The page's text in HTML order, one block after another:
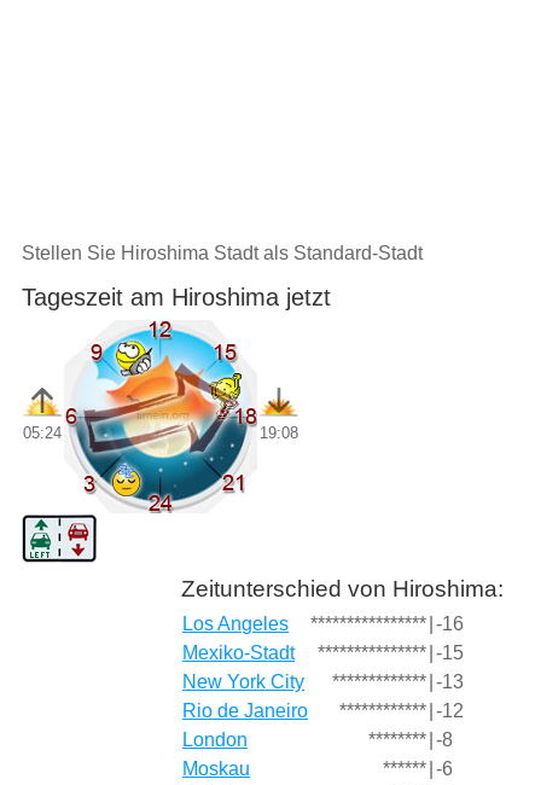
Stellen Sie Hiroshima Stadt als Standard-Stadt
Tageszeit am Hiroshima jetzt
05:24 19:08
Zeitunterschied von Hiroshima:
Los Angeles **************** -16
Mexiko-Stadt
*************** -15
New York City
************* -13
Rio de Janeiro
************ -12
London
******** -8
Moskau
****** -6